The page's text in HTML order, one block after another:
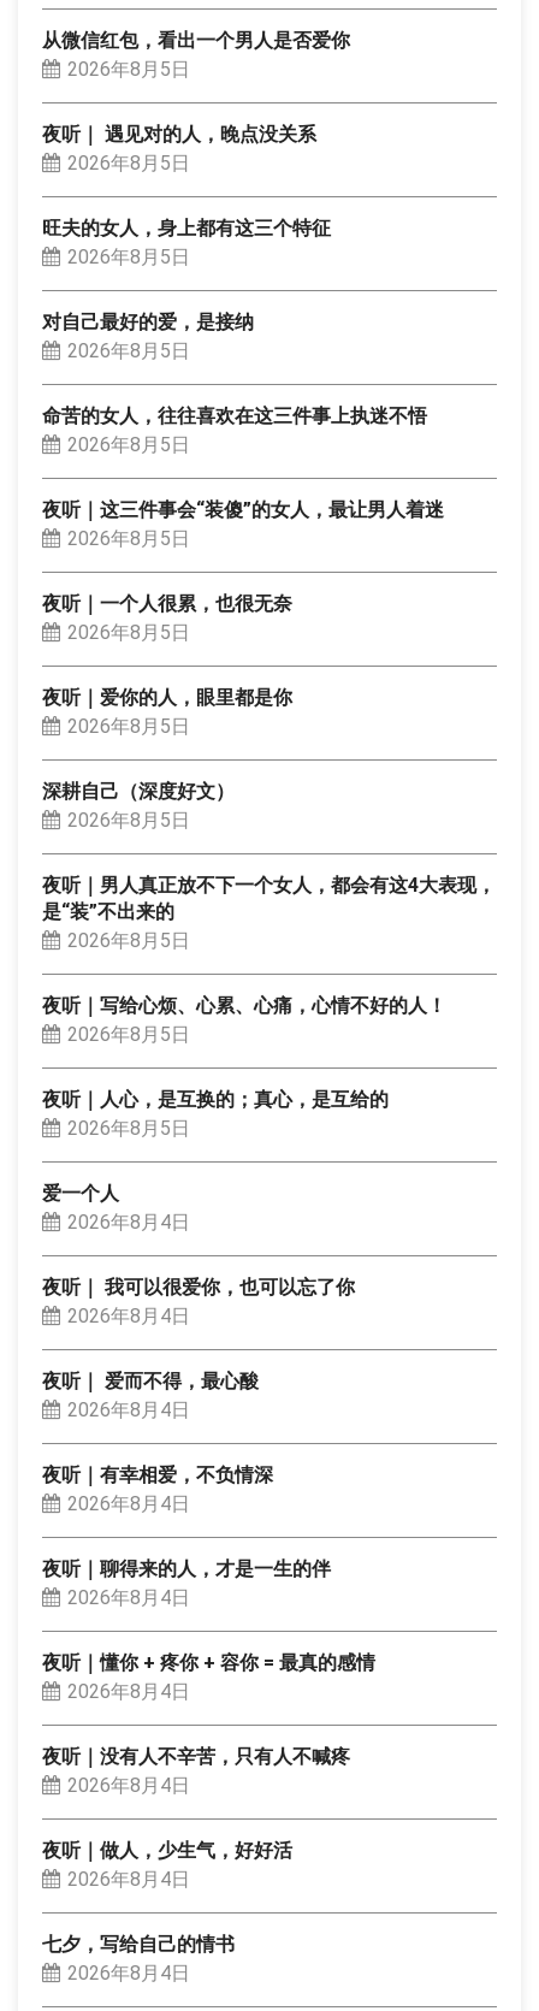
从微信红包，看出一个男人是否爱你
2026年8月5日
夜听｜ 遇见对的人，晚点没关系
2026年8月5日
旺夫的女人，身上都有这三个特征
2026年8月5日
对自己最好的爱，是接纳
2026年8月5日
命苦的女人，往往喜欢在这三件事上执迷不悟
2026年8月5日
夜听｜这三件事会“装傻”的女人，最让男人着迷
2026年8月5日
夜听｜一个人很累，也很无奈
2026年8月5日
夜听｜爱你的人，眼里都是你
2026年8月5日
深耕自己（深度好文）
2026年8月5日
夜听｜男人真正放不下一个女人，都会有这4大表现，
是“装”不出来的
2026年8月5日
夜听｜写给心烦、心累、心痛，心情不好的人！
2026年8月5日
夜听｜人心，是互换的；真心，是互给的
2026年8月5日
爱一个人
2026年8月4日
夜听｜ 我可以很爱你，也可以忘了你
2026年8月4日
夜听｜ 爱而不得，最心酸
2026年8月4日
夜听｜有幸相爱，不负情深
2026年8月4日
夜听｜聊得来的人，才是一生的伴
2026年8月4日
夜听｜懂你 + 疼你 + 容你 = 最真的感情
2026年8月4日
夜听｜没有人不辛苦，只有人不喊疼
2026年8月4日
夜听｜做人，少生气，好好活
2026年8月4日
七夕，写给自己的情书
2026年8月4日